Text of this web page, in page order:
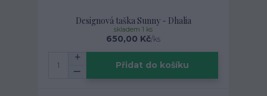
Designová taška Sunny - Dhalia
650,00 Kč/ks
skladem 1 ks
Přidat do košíku